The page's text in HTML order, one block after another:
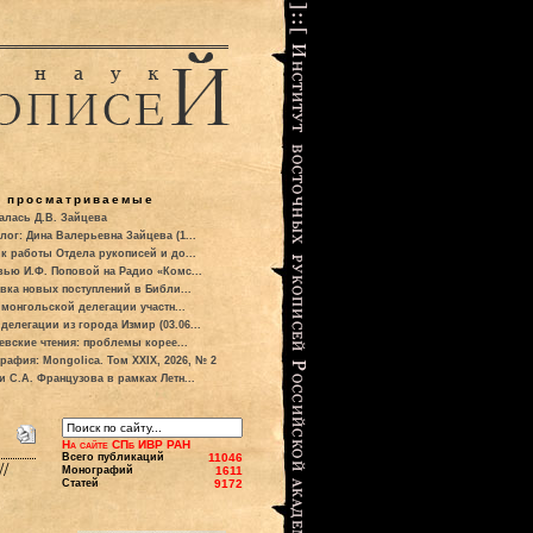
просматриваемые
Д.В. Зайцева
Дина Валерьевна Зайцева (1...
работы Отдела рукописей и до...
И.Ф. Поповой на Радио «Комс...
новых поступлений в Библи...
делегации участн...
из города Измир (03.06...
чтения: проблемы корее...
Mongolica. Том XXIX, 2026, № 2
С.А. Французова в рамках Летн...
На сайте СПб ИВР РАН
Всего публикаций 11046
Монографий 1611
Статей 9172